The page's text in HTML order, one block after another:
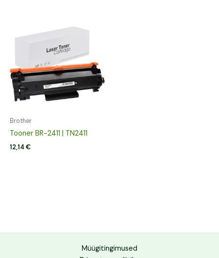
Brother
Tooner BR-2411 | TN2411
12,14 €
Müügitingimused